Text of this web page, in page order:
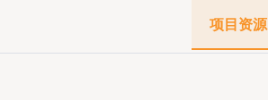
项目资源